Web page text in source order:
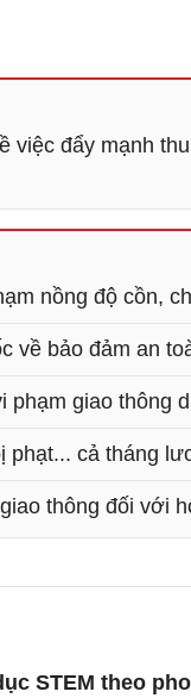
việc đẩy mạnh
nồng độ cồn,
về bảo đảm an
phạm giao thông
phạt... cả tháng
thông đối với
STEM theo